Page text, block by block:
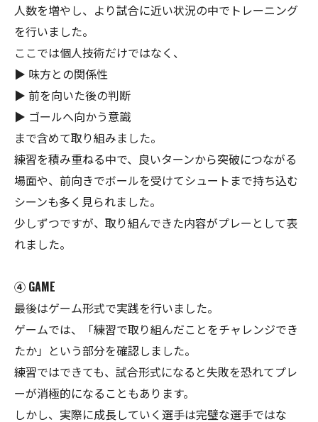
人数を増やし、より試合に近い状況の中でトレーニング
を行いました。
ここでは個人技術だけではなく、
▶ 味方との関係性
▶ 前を向いた後の判断
▶ ゴールへ向かう意識
まで含めて取り組みました。
練習を積み重ねる中で、良いターンから突破につながる
場面や、前向きでボールを受けてシュートまで持ち込む
シーンも多く見られました。
少しずつですが、取り組んできた内容がプレーとして表
れました。
④ GAME
最後はゲーム形式で実践を行いました。
ゲームでは、「練習で取り組んだことをチャレンジでき
たか」という部分を確認しました。
練習ではできても、試合形式になると失敗を恐れてプレ
ーが消極的になることもあります。
しかし、実際に成長していく選手は完璧な選手ではな